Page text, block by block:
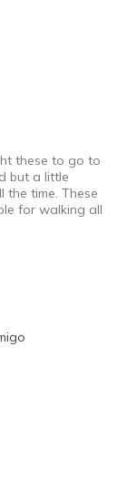
these to go to
but a little
the time. These
for walking all